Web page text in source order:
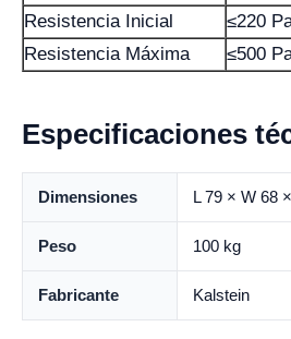
Resistencia Inicial
≤220
Resistencia Máxima
≤500
Especificaciones
Dimensiones L 79 × W 68
Peso 100 kg
Fabricante Kalstein